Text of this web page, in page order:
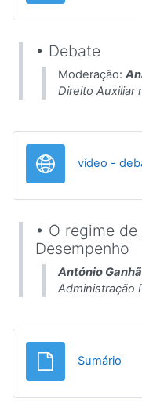
• Debate
Moderação:
Direito Auxiliar
vídeo -
• O regime
Desempenho
António
Administração
Sumário